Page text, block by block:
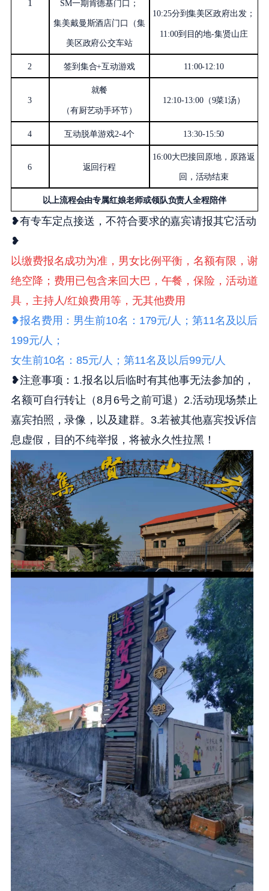
1 SM一期肯德基门口；
集美戴曼斯酒店门口（集
美区政府公交车站
10:25分到集美区政府出发；
11 :00到目的地-集贤山庄
2 签到集合+互动游戏 11:00-12:10
3
就餐
（有厨艺动手环节）
12:10-13:00（9菜1汤）
4 互动脱单游戏2-4个 13:30-15:50
6 返回行程
16:00大巴接回原地，原路返
回，活动结束
以上流程会由专属红娘老师或领队负责人全程陪伴
❥有专车定点接送，不符合要求的嘉宾请报其它活动
❥
以缴费报名成功为准，男女比例平衡，名额有限，谢
绝空降；费用已包含来回大巴，午餐，保险，活动道
具，主持人/红娘费用等，无其他费用
❥报名费用：男生前10名：179元/人；第11名及以后
199元/人；
女生前10名：85元/人；第11名及以后99元/人
❥注意事项：1.报名以后临时有其他事无法参加的，
名额可自行转让（8月6号之前可退）2.活动现场禁止
嘉宾拍照，录像，以及建群。3.若被其他嘉宾投诉信
息虚假，目的不纯举报，将被永久性拉黑！